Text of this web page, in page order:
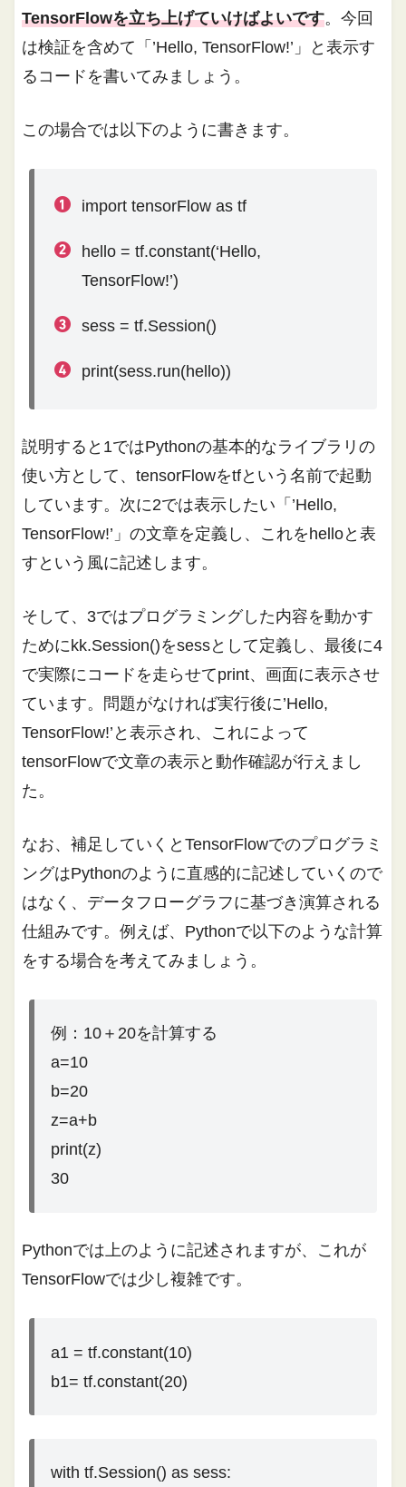
TensorFlowを立ち上げていけばよいです。今回
は検証を含めて「’Hello, TensorFlow!’」と表示す
るコードを書いてみましょう。
この場合では以下のように書きます。
import tensorFlow as tf
hello = tf.constant(‘Hello,
TensorFlow!’)
sess = tf.Session()
print(sess.run(hello))
説明すると1ではPythonの基本的なライブラリの
使い方として、tensorFlowをtfという名前で起動
しています。次に2では表示したい「’Hello,
TensorFlow!’」の文章を定義し、これをhelloと表
すという風に記述します。
そして、3ではプログラミングした内容を動かす
ためにkk.Session()をsessとして定義し、最後に4
で実際にコードを走らせてprint、画面に表示させ
ています。問題がなければ実行後に’Hello,
TensorFlow!’と表示され、これによって
tensorFlowで文章の表示と動作確認が行えまし
た。
なお、補足していくとTensorFlowでのプログラミ
ングはPythonのように直感的に記述していくので
はなく、データフローグラフに基づき演算される
仕組みです。例えば、Pythonで以下のような計算
をする場合を考えてみましょう。
例：10＋20を計算する
a=10
b=20
z=a+b
print(z)
30
Pythonでは上のように記述されますが、これが
TensorFlowでは少し複雑です。
a1 = tf.constant(10)
b1= tf.constant(20)
with tf.Session() as sess: